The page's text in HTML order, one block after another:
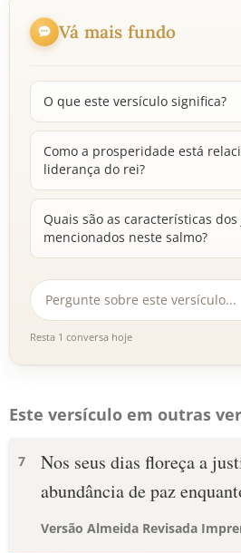
Vá mais fundo
O que este versículo significa?
Como a prosperidade está
liderança do rei?
Quais são as características
mencionados neste salmo?
Resta 1 conversa hoje
Este versículo em outras
7
Nos seus dias floreça a
abundância de paz
Versão Almeida Revisada